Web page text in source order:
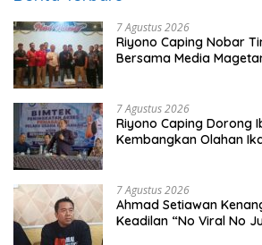
7 Agustus 2026
Riyono Caping Nobar
Bersama Media
7 Agustus 2026
Riyono Caping Dorong
Kembangkan Olahan
7 Agustus 2026
Ahmad Setiawan
Keadilan “No Viral No